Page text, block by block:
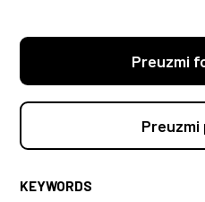
Preuzmi
KEYWORDS